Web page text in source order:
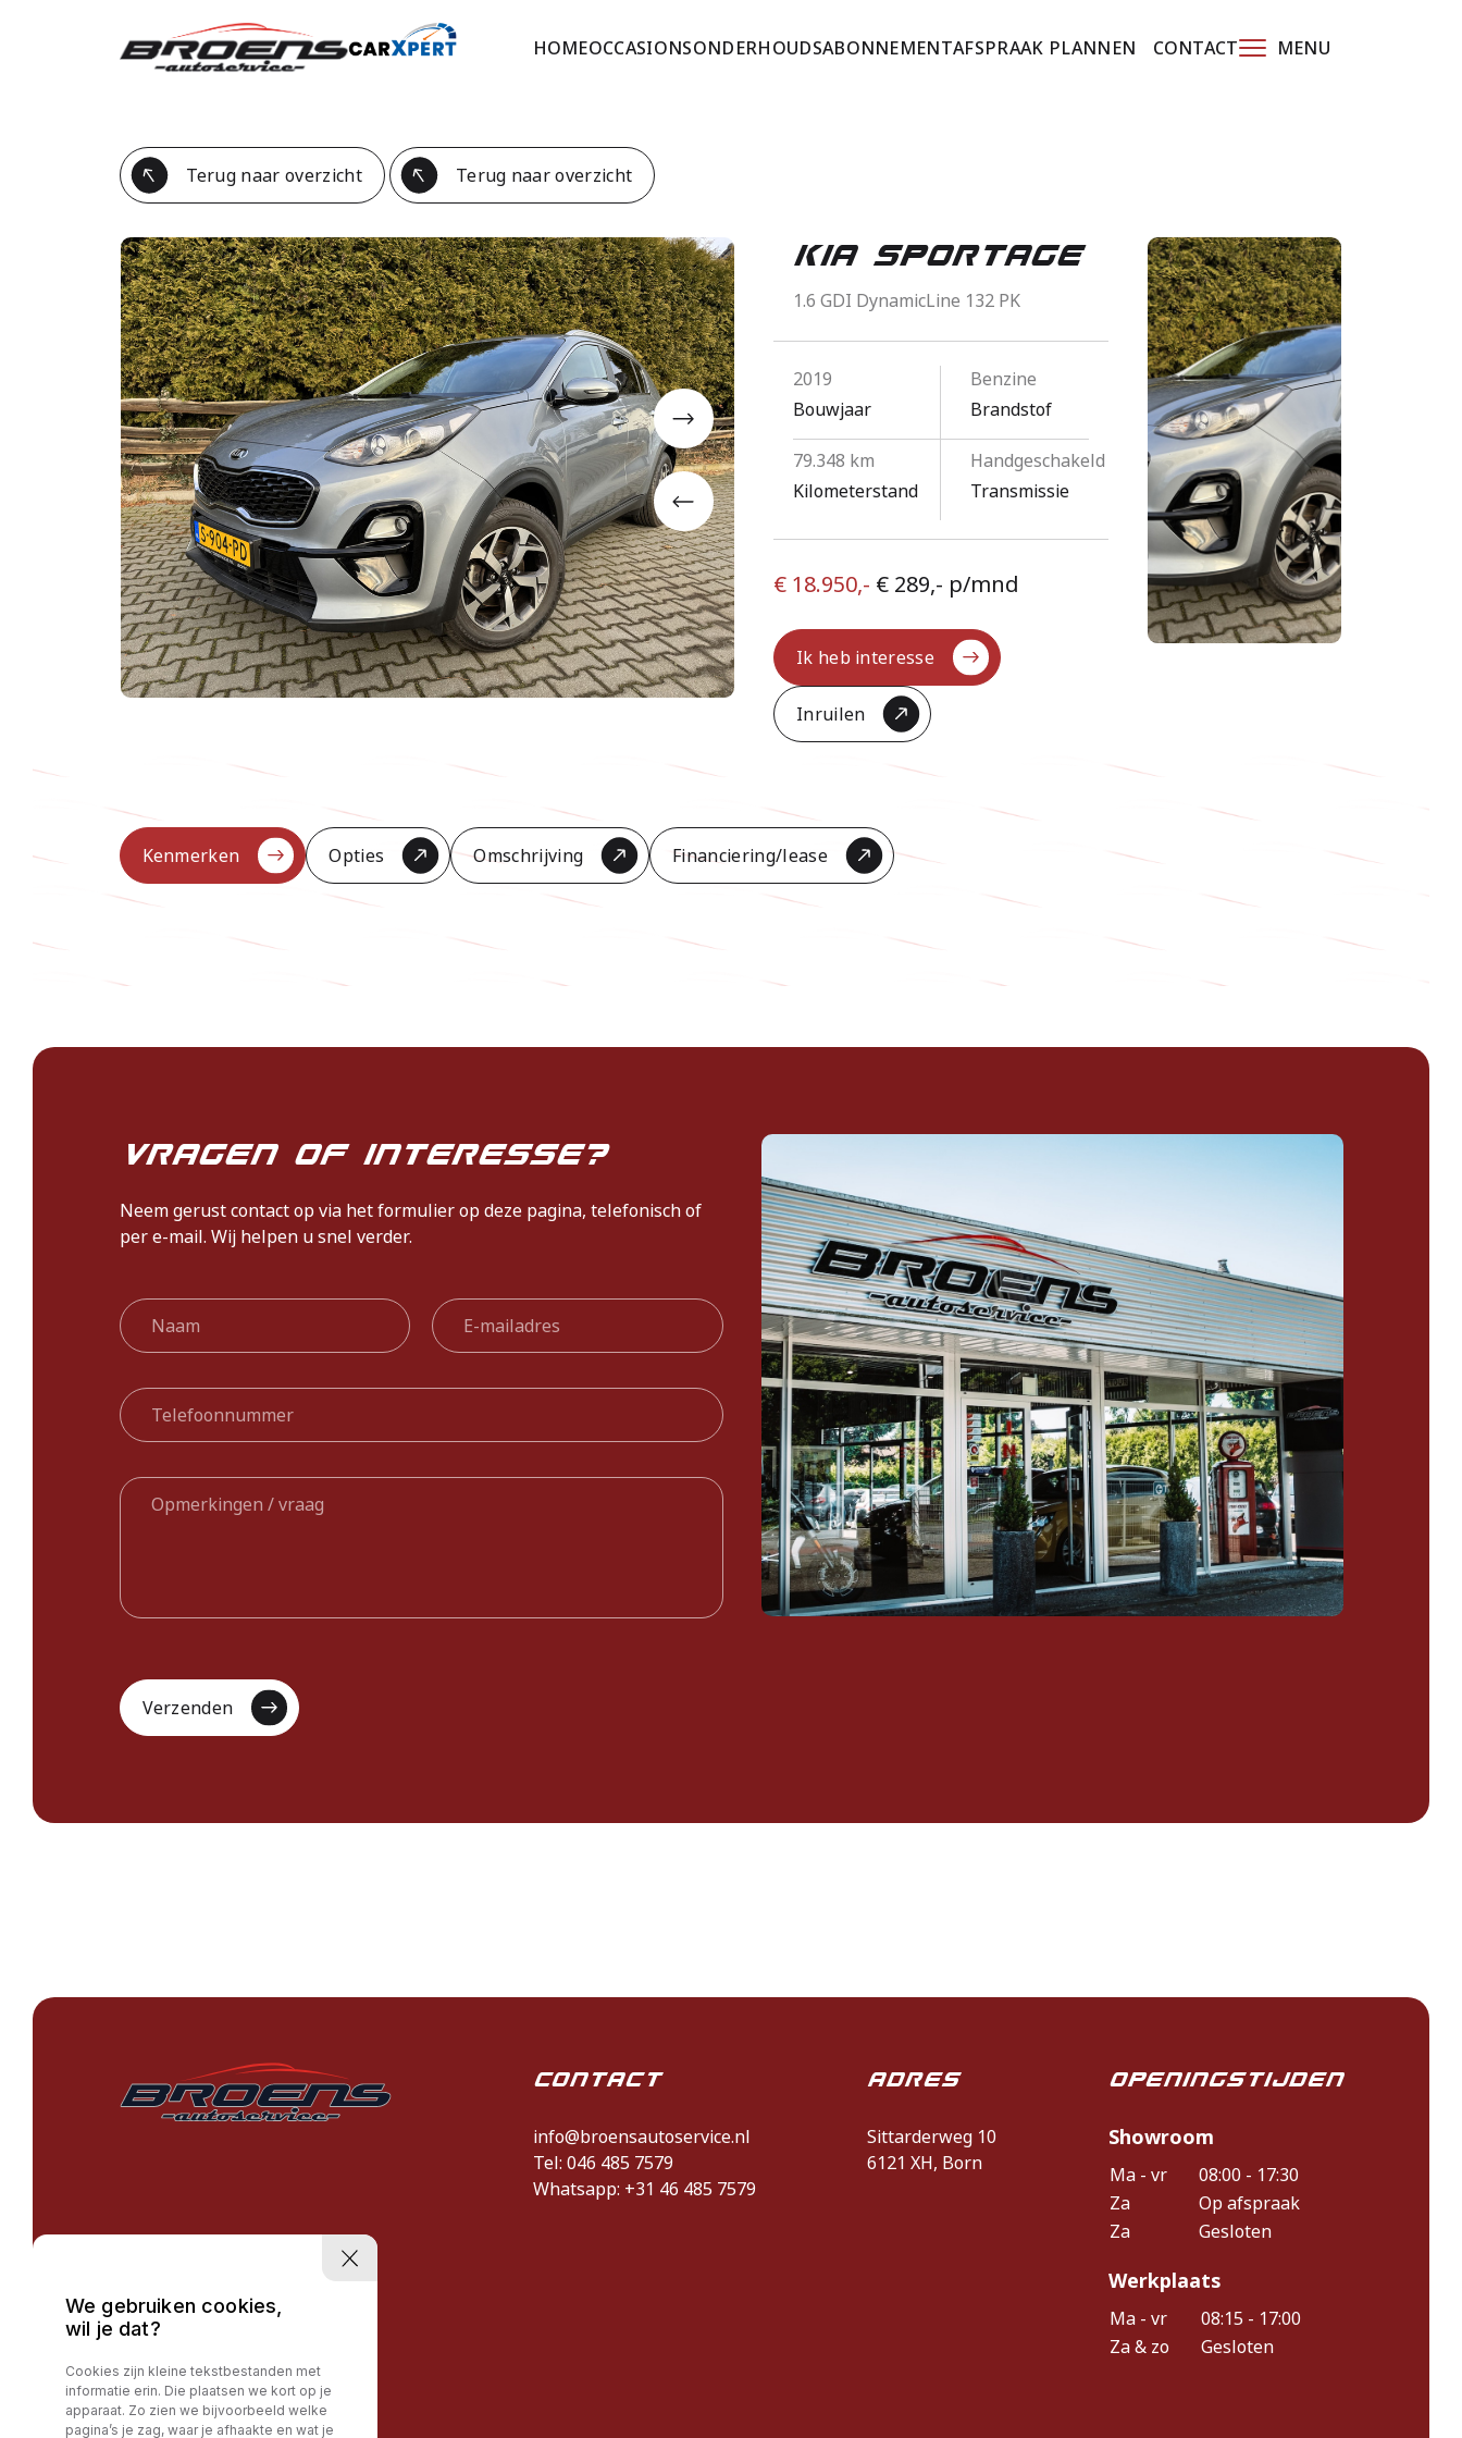
HOMEOCCASIONSONDERHOUDSABONNEMENTAFSPRAAK PLANNEN CONTACT MENU
DIENSTEN
ONDERHOUDSABONNEMENT
WERKPLAATS
OVER ONS
VERKOCHT
VACATURE
MOTORSPORT EVENT
Terug naar overzicht Terug naar overzicht
Kia Sportage
1.6 GDI DynamicLine 132 PK
2019
Bouwjaar
Benzine
Brandstof
79.348 km
Kilometerstand
Handgeschakeld
Transmissie
€ 18.950,- € 289,- p/mnd
Ik heb interesse
Inruilen
Kenmerken Opties Omschrijving Financiering/lease
Vragen of interesse?
Neem gerust contact op via het formulier op deze pagina, telefonisch of
per e-mail. Wij helpen u snel verder.
Verzenden
Contact
info@broensautoservice.nl
Tel: 046 485 7579
Whatsapp: +31 46 485 7579
Adres
Sittarderweg 10
6121 XH, Born
Openingstijden
Showroom
Ma - vr
08:00 - 17:30
Za
Op afspraak
Za
Gesloten
Werkplaats
Ma - vr
08:15 - 17:00
Za & zo
Gesloten
We gebruiken cookies,
wil je dat?
Cookies zijn kleine tekstbestanden met
informatie erin. Die plaatsen we kort op je
apparaat. Zo zien we bijvoorbeeld welke
pagina’s je zag, waar je afhaakte en wat je